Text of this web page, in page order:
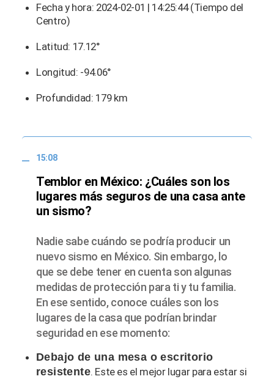
Fecha y hora: 2024-02-01 | 14:25:44 (Tiempo del
Centro)
Latitud: 17.12°
Longitud: -94.06°
Profundidad: 179 km
15:08
Temblor en México: ¿Cuáles son los
lugares más seguros de una casa ante
un sismo?
Nadie sabe cuándo se podría producir un
nuevo sismo en México. Sin embargo, lo
que se debe tener en cuenta son algunas
medidas de protección para ti y tu familia.
En ese sentido, conoce cuáles son los
lugares de la casa que podrían brindar
seguridad en ese momento:
Debajo de una mesa o escritorio
resistente. Este es el mejor lugar para estar si